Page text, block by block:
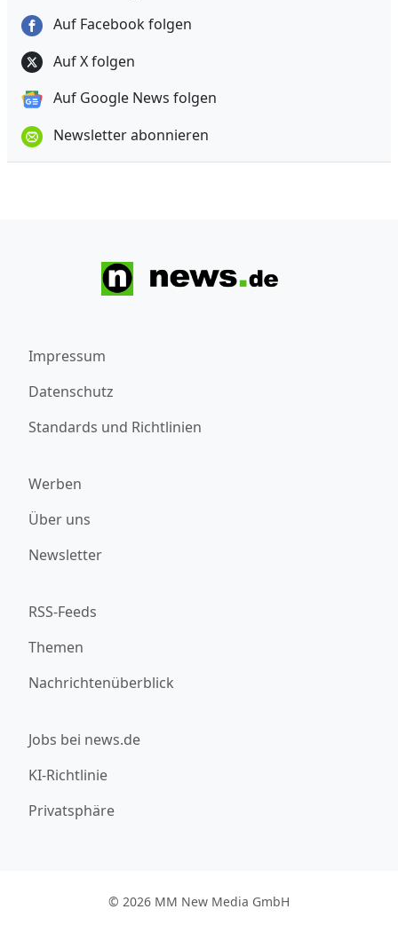
Auf Facebook folgen
Auf X folgen
Auf Google News folgen
Newsletter abonnieren
Impressum
Datenschutz
Standards und Richtlinien
Werben
Über uns
Newsletter
RSS-Feeds
Themen
Nachrichtenüberblick
Jobs bei news.de
KI-Richtlinie
Privatsphäre
© 2026 MM New Media GmbH